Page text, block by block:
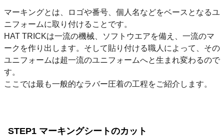
マーキングとは、ロゴや番号、個人名などをベースとなるユ
ニフォームに取り付けることです。
HAT TRICKは一流の機械、ソフトウエアを備え、一流のマ
ークを作り出します。そして貼り付ける職人によって、その
ユニフォームは超一流のユニフォームへと生まれ変わるので
す。
ここでは最も一般的なラバー圧着の工程をご紹介します。
STEP1 マーキングシートのカット